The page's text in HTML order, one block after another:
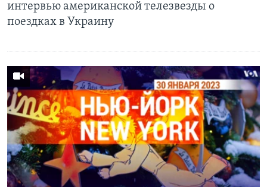
интервью американской телезвезды о
поездках в Украину